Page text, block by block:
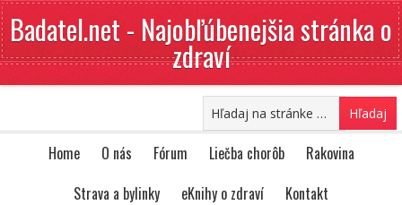
Badatel.net - Najobľúbenejšia stránka o
zdraví
Home O nás Fórum Liečba chorôb
Rakovina
Strava a bylinky
eKnihy o zdraví Kontakt